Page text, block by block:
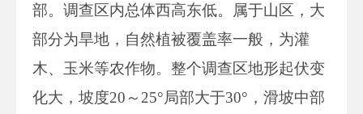
部。调查区内总体西高东低。属于山区，大
部分为旱地，自然植被覆盖率一般，为灌
木、玉米等农作物。整个调查区地形起伏变
化大，坡度20～25°局部大于30°，滑坡中部